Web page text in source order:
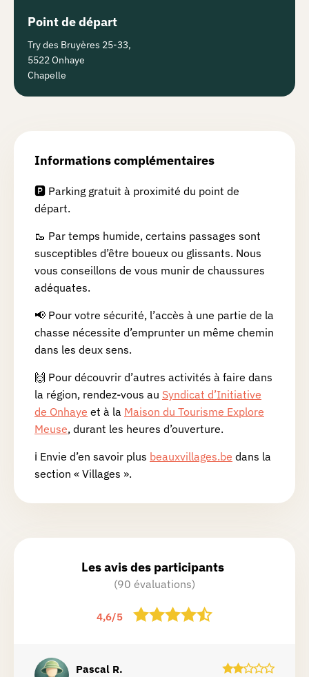
Point de départ
Try des Bruyères 25-33,
5522 Onhaye
Chapelle
Informations complémentaires
🅿️ Parking gratuit à proximité du point de
départ.
🥾 Par temps humide, certains passages sont
susceptibles d’être boueux ou glissants. Nous
vous conseillons de vous munir de chaussures
adéquates.
📢 Pour votre sécurité, l’accès à une partie de la
chasse nécessite d’emprunter un même chemin
dans les deux sens.
🙌 Pour découvrir d’autres activités à faire dans
la région, rendez-vous au Syndicat d’Initiative
de Onhaye et à la Maison du Tourisme Explore
Meuse, durant les heures d’ouverture.
ℹ Envie d’en savoir plus beauxvillages.be dans la
section « Villages ».
Les avis des participants
(90 évaluations)
4,6/5
Pascal R.